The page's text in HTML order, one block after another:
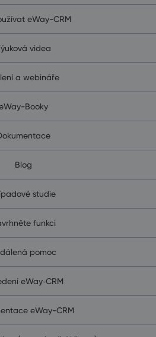
eWay-CRM
videa
a webináře
Booky
Blog
studie
funkci
pomoc
eWay‑CRM
eWay-CRM